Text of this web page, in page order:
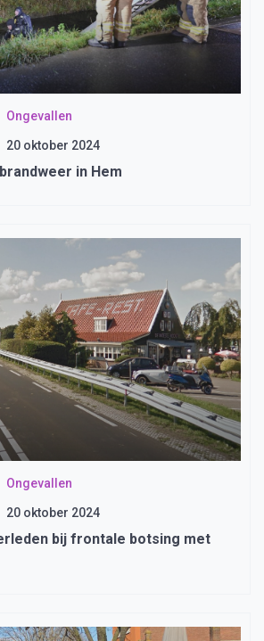
Ongevallen
20 oktober 2024
in Hem
Ongevallen
20 oktober 2024
bij frontale botsing met